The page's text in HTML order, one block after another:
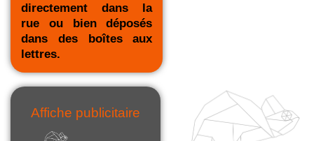
directement dans la
rue ou bien déposés
dans des boîtes aux
lettres.
Affiche publicitaire